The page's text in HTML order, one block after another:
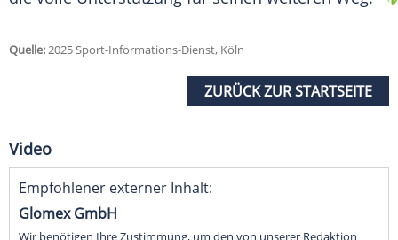
Quelle:2025 Sport-Informations-Dienst, Köln
ZURÜCK ZUR STARTSEITE
Video
Empfohlener externer Inhalt:
Glomex GmbH
Wir benötigen Ihre Zustimmung, um den von unserer Redaktion